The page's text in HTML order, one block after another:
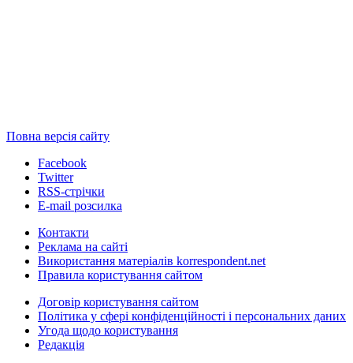
Повна версія сайту
Facebook
Twitter
RSS-стрічки
E-mail розсилка
Контакти
Реклама на сайті
Використання матеріалів korrespondent.net
Правила користування сайтом
Договір користування сайтом
Політика у сфері конфіденційності і персональних даних
Угода щодо користування
Редакція